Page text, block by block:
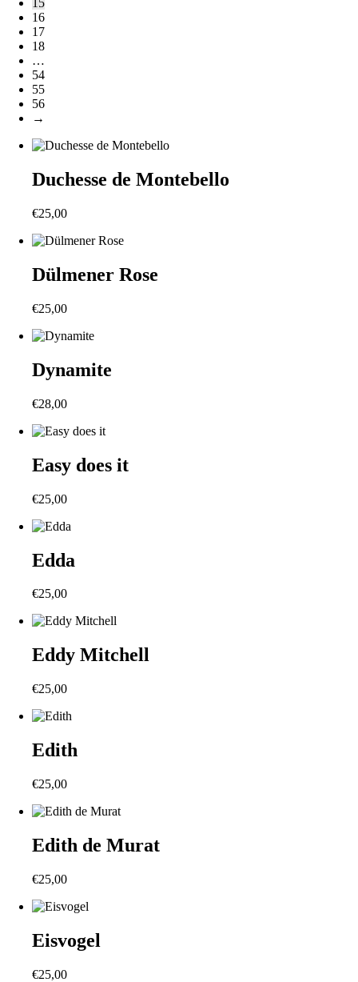
15
16
17
18
…
54
55
56
→
Duchesse de Montebello
€25,00
Dülmener Rose
€25,00
Dynamite
€28,00
Easy does it
€25,00
Edda
€25,00
Eddy Mitchell
€25,00
Edith
€25,00
Edith de Murat
€25,00
Eisvogel
€25,00